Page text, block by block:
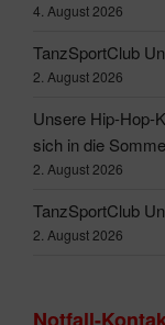
4. August 2026
TanzSportClub
2. August 2026
Unsere Hip-Hop-
sich in die
2. August 2026
TanzSportClub
2. August 2026
Notfall-